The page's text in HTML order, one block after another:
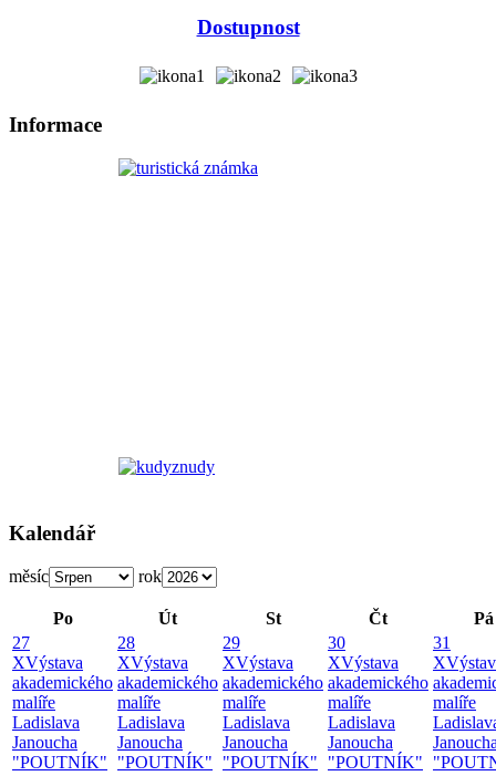
Dostupnost
Informace
Kalendář
měsíc rok
Po Út St Čt
Pá
27
XVýstava
akademického
malíře
Ladislava
Janoucha
"POUTNÍK"
28
XVýstava
akademického
malíře
Ladislava
Janoucha
"POUTNÍK"
29
XVýstava
akademického
malíře
Ladislava
Janoucha
"POUTNÍK"
30
XVýstava
akademického
malíře
Ladislava
Janoucha
"POUTNÍK"
31
X
malíře